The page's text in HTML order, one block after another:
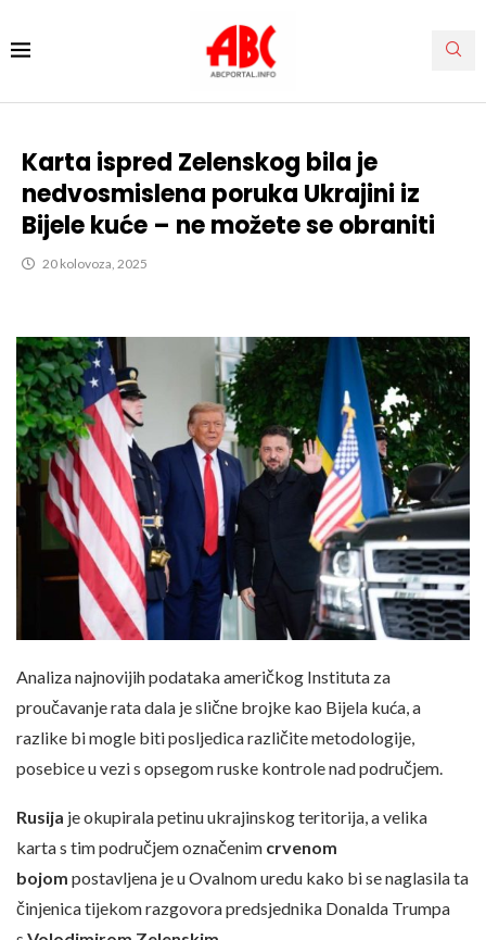
Karta ispred Zelenskog bila je
nedvosmislena poruka Ukrajini iz
Bijele kuće – ne možete se obraniti
20 kolovoza, 2025
Analiza najnovijih podataka američkog Instituta za
proučavanje rata dala je slične brojke kao Bijela kuća, a
razlike bi mogle biti posljedica različite metodologije,
posebice u vezi s opsegom ruske kontrole nad područjem.
Rusija je okupirala petinu ukrajinskog teritorija, a velika
karta s tim područjem označenim crvenom
bojom postavljena je u Ovalnom uredu kako bi se naglasila ta
činjenica tijekom razgovora predsjednika Donalda Trumpa